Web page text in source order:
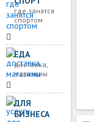
где занятся
спортом
ЕДА
доставка,
магазины
ДЛЯ
БИЗНЕСА